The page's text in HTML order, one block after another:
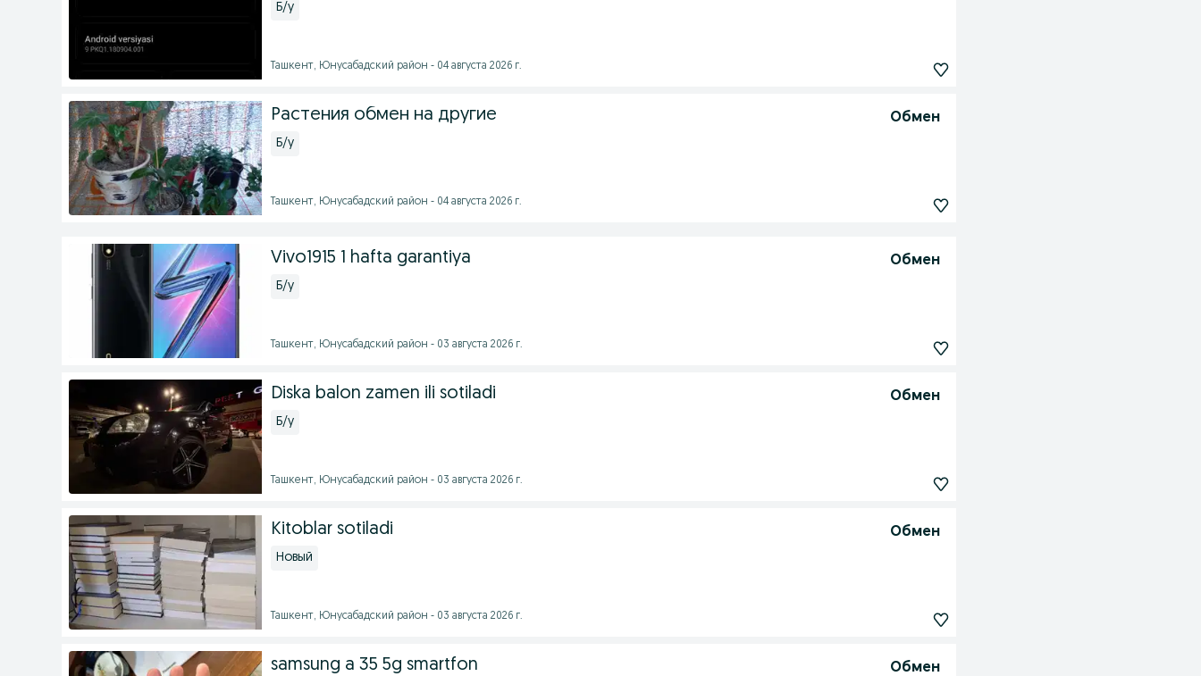
Б/у
Ташкент, Юнусабадский район - 04 августа 2026 г.
Растения обмен на другие Обмен
Б/у
Ташкент, Юнусабадский район - 04 августа 2026 г.
Vivo1915 1 hafta garantiya Обмен
Б/у
Ташкент, Юнусабадский район - 03 августа 2026 г.
Diska balon zamen ili sotiladi Обмен
Б/у
Ташкент, Юнусабадский район - 03 августа 2026 г.
Kitoblar sotiladi Обмен
Новый
Ташкент, Юнусабадский район - 03 августа 2026 г.
samsung a 35 5g smartfon Обмен